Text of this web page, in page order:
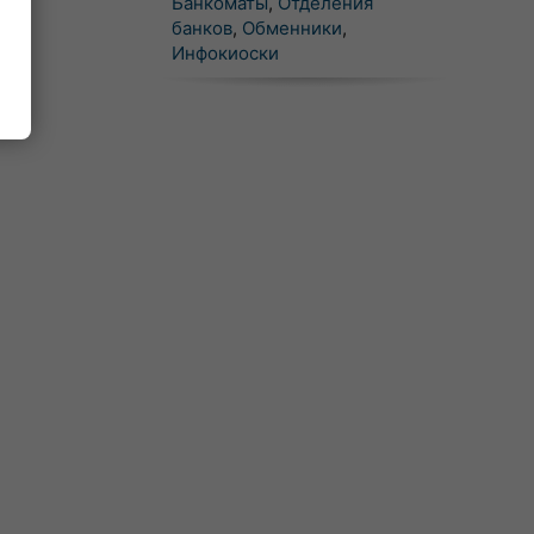
банков, Обменники,
Инфокиоски